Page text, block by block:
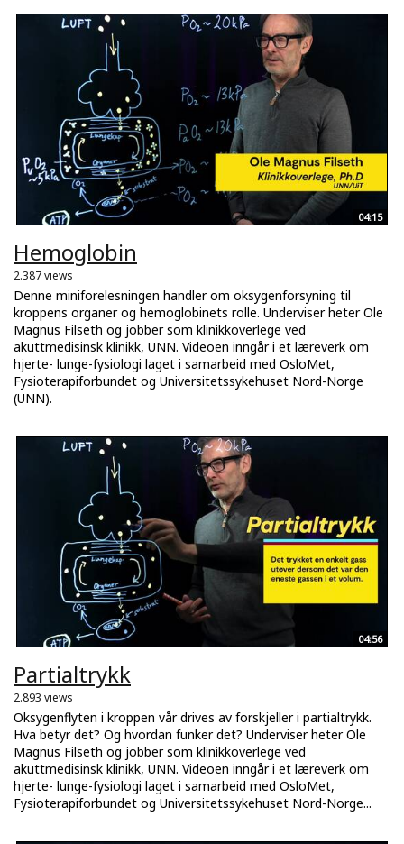
04:15
Hemoglobin
2.387 views
Denne miniforelesningen handler om oksygenforsyning til
kroppens organer og hemoglobinets rolle. Underviser heter Ole
Magnus Filseth og jobber som klinikkoverlege ved
akuttmedisinsk klinikk, UNN. Videoen inngår i et læreverk om
hjerte- lunge-fysiologi laget i samarbeid med OsloMet,
Fysioterapiforbundet og Universitetssykehuset Nord-Norge
(UNN).
04:56
Partialtrykk
2.893 views
Oksygenflyten i kroppen vår drives av forskjeller i partialtrykk.
Hva betyr det? Og hvordan funker det? Underviser heter Ole
Magnus Filseth og jobber som klinikkoverlege ved
akuttmedisinsk klinikk, UNN. Videoen inngår i et læreverk om
hjerte- lunge-fysiologi laget i samarbeid med OsloMet,
Fysioterapiforbundet og Universitetssykehuset Nord-Norge...